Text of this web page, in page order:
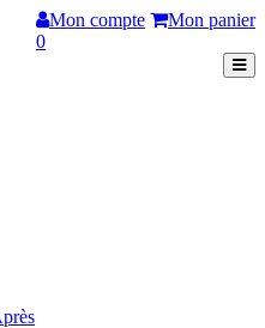
Mon compte
Mon panier
0